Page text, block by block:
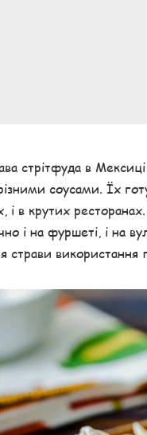
стрітфуда в
соусами. Їх
і в крутих
і на фуршеті, і на
страви використання